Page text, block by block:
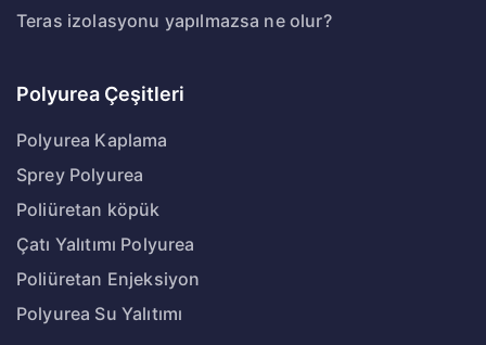
Teras izolasyonu yapılmazsa ne olur?
Polyurea Çeşitleri
Polyurea Kaplama
Sprey Polyurea
Poliüretan köpük
Çatı Yalıtımı Polyurea
Poliüretan Enjeksiyon
Polyurea Su Yalıtımı